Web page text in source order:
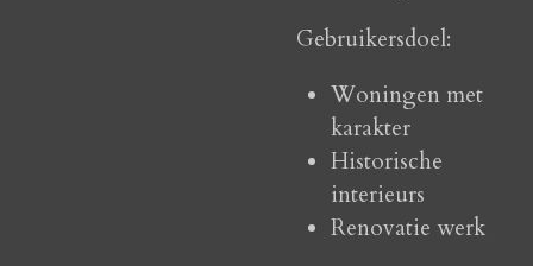
Gebruikersdoel:
Woningen met
karakter
Historische
interieurs
Renovatie werk